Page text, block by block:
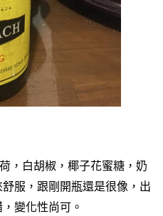
，白胡椒，椰子花蜜糖，奶
服，跟剛開瓶還是很像，出
變化性尚可。